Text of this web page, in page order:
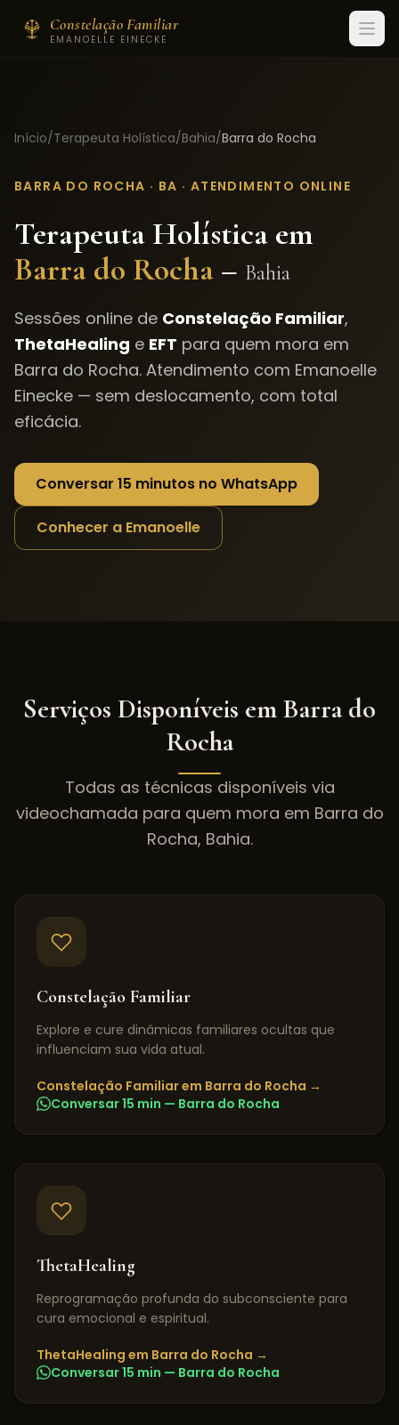
Constelação Familiar
EMANOELLE EINECKE
Início/Terapeuta Holística/Bahia/Barra do Rocha
BARRA DO ROCHA · BA · ATENDIMENTO ONLINE
Terapeuta Holística em
Barra do Rocha – Bahia
Sessões online de Constelação Familiar,
ThetaHealing e EFT para quem mora em
Barra do Rocha. Atendimento com Emanoelle
Einecke — sem deslocamento, com total
eficácia.
Conversar 15 minutos no WhatsApp
Conhecer a Emanoelle
Serviços Disponíveis emBarra do
Rocha
Todas as técnicas disponíveis via
videochamada para quem mora em Barra do
Rocha, Bahia.
Constelação Familiar
Explore e cure dinâmicas familiares ocultas que
influenciam sua vida atual.
Constelação Familiarem Barra do Rocha →
Conversar 15 min — Barra do Rocha
ThetaHealing
Reprogramação profunda do subconsciente para
cura emocional e espiritual.
ThetaHealing em Barra do Rocha →
Conversar 15 min — Barra do Rocha